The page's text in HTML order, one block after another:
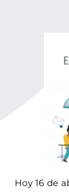
Hoy 16 de